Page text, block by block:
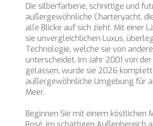
Die silberfarbene, schnittige und
außergewöhnliche Charteryacht,
alle Blicke auf sich zieht. Mit einer
sie unvergleichlichen Luxus,
Technologie, welche sie von
unterscheidet. Im Jahr 2001 von
gelassen, wurde sie 2026
außergewöhnliche Umgebung für
Meer.
Beginnen Sie mit einem köstlichen